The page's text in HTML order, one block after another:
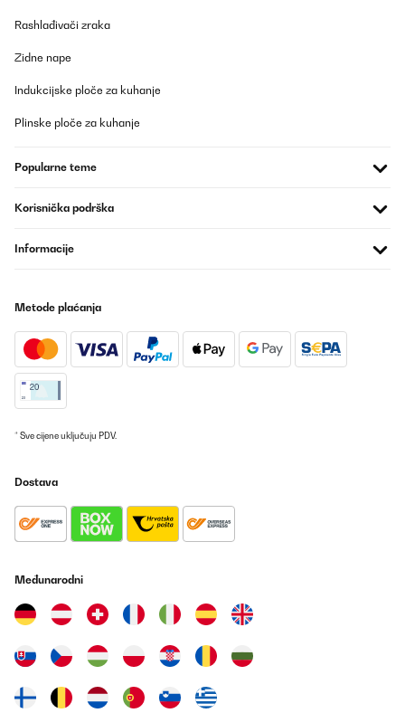
Rashlađivači zraka
Zidne nape
Indukcijske ploče za kuhanje
Plinske ploče za kuhanje
Popularne teme
Korisnička podrška
Informacije
Metode plaćanja
* Sve cijene uključuju PDV.
Dostava
Međunarodni